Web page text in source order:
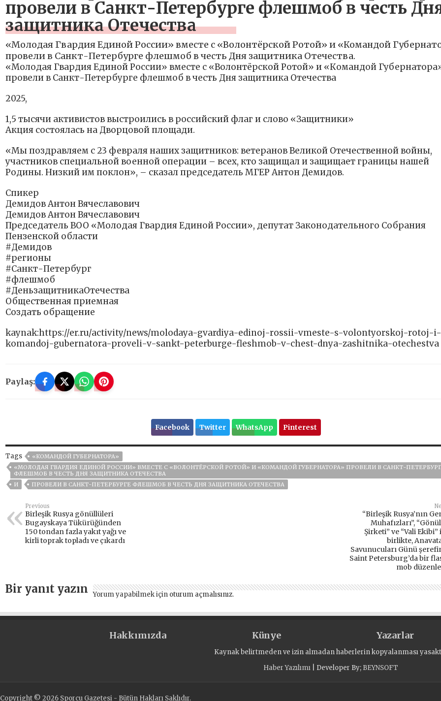
провели в Санкт-Петербурге флешмоб в честь
защитника Отечества
«Молодая Гвардия Единой России» вместе с «Волонтёрской Ротой» и «Командой
провели в Санкт-Петербурге флешмоб в честь Дня защитника Отечества.
«Молодая Гвардия Единой России» вместе с «Волонтёрской Ротой» и «Командой
провели в Санкт-Петербурге флешмоб в честь Дня защитника Отечества
2025,
1,5 тысячи активистов выстроились в российский флаг и слово «Защитники»
Акция состоялась на Дворцовой площади.
«Мы поздравляем с 23 февраля наших защитников: ветеранов Великой Отечественной войны,
участников специальной военной операции – всех, кто защищал и защищает границы нашей
Родины. Низкий им поклон», – сказал председатель МГЕР Антон Демидов.
Спикер
Демидов Антон Вячеславович
Демидов Антон Вячеславович
Председатель ВОО «Молодая Гвардия Единой России», депутат Законодательного Собрания
Пензенской области
#Демидов
#регионы
#Санкт-Петербург
#флешмоб
#ДеньзащитникаОтечества
Общественная приемная
Создать обращение
kaynak:https://er.ru/activity/news/molodaya-gvardiya-edinoj-rossii-vmeste-s-volontyorskoj-rotoj-i-
komandoj-gubernatora-proveli-v-sankt-peterburge-fleshmob-v-chest-dnya-zashitnika-otechestva
Paylaş:
Facebook Twitter WhatsApp Pinterest
Tags
«КОМАНДОЙ ГУБЕРНАТОРА»
«МОЛОДАЯ ГВАРДИЯ ЕДИНОЙ РОССИИ» ВМЕСТЕ С «ВОЛОНТЁРСКОЙ РОТОЙ» И «КОМАНДОЙ ГУБЕРНАТОРА» ПРОВЕЛИ В САНКТ-
ФЛЕШМОБ В ЧЕСТЬ ДНЯ ЗАЩИТНИКА ОТЕЧЕСТВА
И
ПРОВЕЛИ В САНКТ-ПЕТЕРБУРГЕ ФЛЕШМОБ В ЧЕСТЬ ДНЯ ЗАЩИТНИКА ОТЕЧЕСТВА
Previous
Birleşik Rusya gönüllüleri
Bugayskaya Tükürüğünden
150 tondan fazla yakıt yağı ve
kirli toprak topladı ve çıkardı
“Birleşik Rusya’nın
Muhafızları”,
Şirketi” ve “Vali Ekibi”
birlikte,
Savunucuları Günü
Saint Petersburg’da bir
mob
Bir yanıt yazın Yorum yapabilmek için oturum açmalısınız.
Hakkımızda Künye Yazarlar
Kaynak belirtmeden ve izin almadan haberlerin kopyalanması
Haber Yazılımı | Developer By; BEYNSOFT
Copyright © 2026 Sporcu Gazetesi - Bütün Hakları Saklıdır.